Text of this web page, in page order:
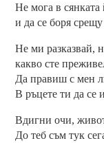
Не мога в сянката
и да се боря
Не ми разказвай,
какво сте
Да правиш с мен
В ръцете ти да се
Вдигни очи,
До теб съм тук